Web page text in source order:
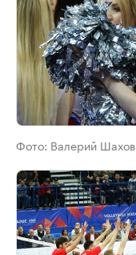
Фото: Валерий Шахов